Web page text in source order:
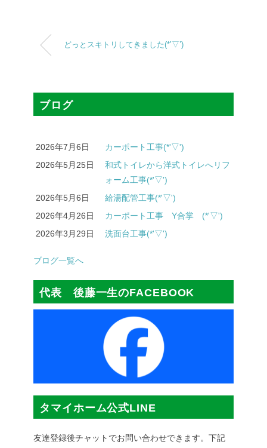
どっとスキトリしてきました(*’▽’)
ブログ
2026年7月6日
カーポート工事(*'▽')
2026年5月25日
和式トイレから洋式トイレへリフ
ォーム工事(*'▽')
2026年5月6日
給湯配管工事(*'▽')
2026年4月26日
カーポート工事 Y合掌 (*'▽')
2026年3月29日
洗面台工事(*'▽')
ブログ一覧へ
代表 後藤一生のFACEBOOK
タマイホーム公式LINE
友達登録後チャットでお問い合わせできます。下記